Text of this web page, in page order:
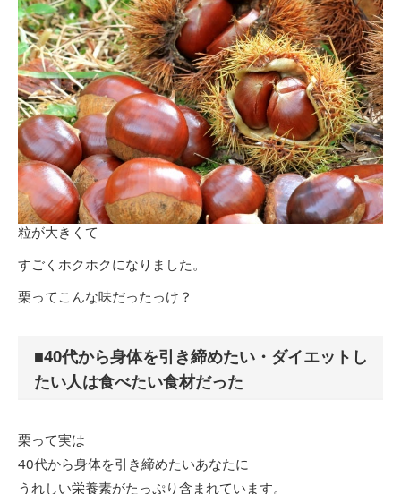
粒が大きくて
すごくホクホクになりました。
栗ってこんな味だったっけ？
■40代から身体を引き締めたい・ダイエットし
たい人は食べたい食材だった
栗って実は
40代から身体を引き締めたいあなたに
うれしい栄養素がたっぷり含まれています。